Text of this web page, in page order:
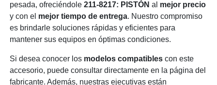
pesada, ofreciéndole 211-8217: PISTÓN al mejor precio
y con el mejor tiempo de entrega. Nuestro compromiso
es brindarle soluciones rápidas y eficientes para
mantener sus equipos en óptimas condiciones.
Si desea conocer los modelos compatibles con este
accesorio, puede consultar directamente en la página del
fabricante. Además, nuestras ejecutivas están